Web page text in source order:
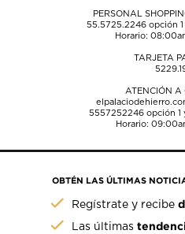
PERSONAL
55.5725.2246opción 1
Horario:
TARJETA
ATENCIÓN A
5557252246opción 1
Horario:
OBTÉN LAS ÚLTIMAS
Regístrate y recibe
Las últimas